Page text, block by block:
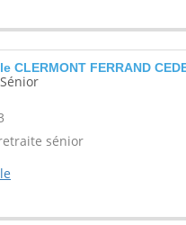
CLERMONT FERRAND
sénior